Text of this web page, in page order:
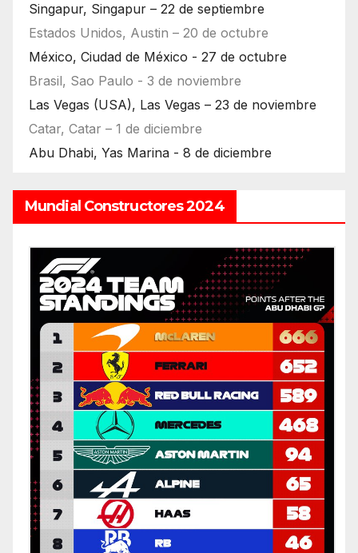
Singapur, Singapur – 22 de septiembre
Estados Unidos, Austin – 20 de octubre
México, Ciudad de México - 27 de octubre
Brasil, Sao Paulo - 3 de noviembre
Las Vegas (USA), Las Vegas – 23 de noviembre
Catar, Catar – 1 de diciembre
Abu Dhabi, Yas Marina - 8 de diciembre
Mundial Constructores 2024